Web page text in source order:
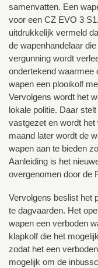
samenvatten. Een
voor een CZ EVO 3
uitdrukkelijk vermeld
de wapenhandelaar
vergunning wordt
ondertekend waarmee
wapen een plooikolf
Vervolgens wordt het
lokale politie. Daar
vastgezet en wordt
maand later wordt de
wapen aan te bieden
Aanleiding is het
overgenomen door de
Vervolgens beslist het
te dagvaarden. Het
wapen een verboden
klapkolf die het
zodat het een
mogelijk om de